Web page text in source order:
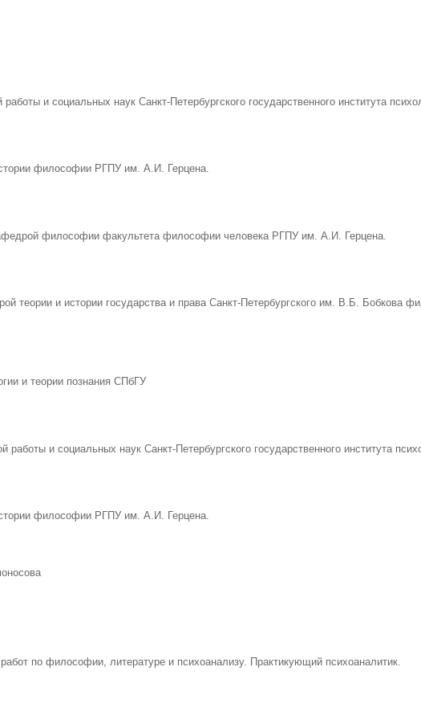
и социальных наук Санкт-Петербургского государственного института
философии РГПУ им. А.И. Герцена.
философии факультета философии человека РГПУ им. А.И. Герцена.
теории и истории государства и права Санкт-Петербургского им. В.Б. Бобкова
и теории познания СПбГУ
и социальных наук Санкт-Петербургского государственного института
философии РГПУ им. А.И. Герцена.
по философии, литературе и психоанализу. Практикующий психоаналитик.